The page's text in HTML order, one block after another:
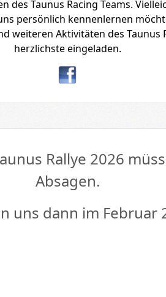
des Taunus Racing Teams.
persönlich kennenlernen
weiteren Aktivitäten des Taunus
herzlichste eingeladen.
Rallye 2026
Absagen.
uns dann im Februar